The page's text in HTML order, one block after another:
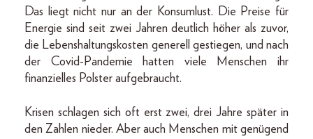
Das liegt nicht nur an der Konsumlust. Die Preise für
Energie sind seit zwei Jahren deutlich höher als zuvor,
die Lebenshaltungskosten generell gestiegen, und nach
der Covid-Pandemie hatten viele Menschen ihr
finanzielles Polster aufgebraucht.
Krisen schlagen sich oft erst zwei, drei Jahre später in
den Zahlen nieder. Aber auch Menschen mit genügend